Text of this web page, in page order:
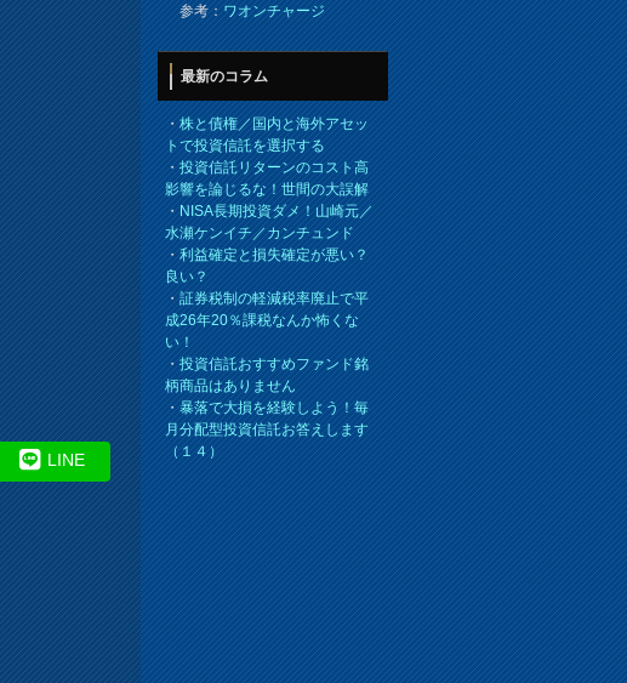
LINE
参考：ワオンチャージ
最新のコラム
・株と債権／国内と海外アセッ
トで投資信託を選択する
・投資信託リターンのコスト高
影響を論じるな！世間の大誤解
・NISA長期投資ダメ！山崎元／
水瀬ケンイチ／カンチュンド
・利益確定と損失確定が悪い？
良い？
・証券税制の軽減税率廃止で平
成26年20％課税なんか怖くな
い！
・投資信託おすすめファンド銘
柄商品はありません
・暴落で大損を経験しよう！毎
月分配型投資信託お答えします
（１４）